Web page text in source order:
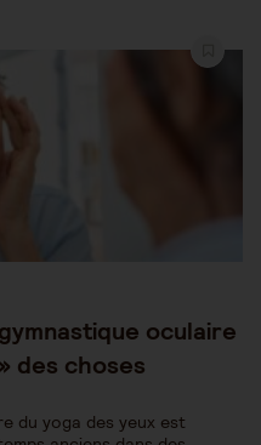
oculaire
des choses
du yoga des yeux est